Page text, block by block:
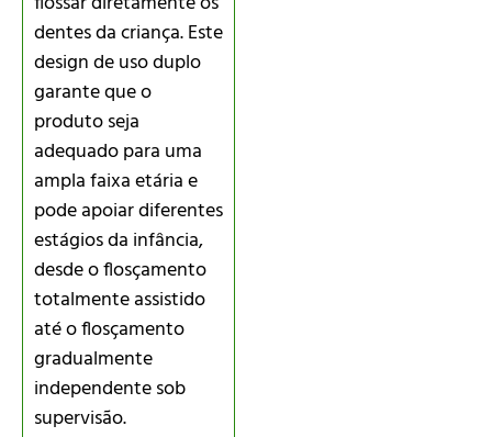
dentes da criança. Este
design de uso duplo
garante que o
produto seja
adequado para uma
ampla faixa etária e
pode apoiar diferentes
estágios da infância,
desde o flosçamento
totalmente assistido
até o flosçamento
gradualmente
independente sob
supervisão.